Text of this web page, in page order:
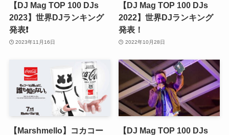
【DJ Mag TOP 100 DJs
2023】世界DJランキング
発表❗️
2023年11月16日
【DJ Mag TOP 100 DJs
2022】世界DJランキング
発表！
2022年10月28日
【Marshmello】コカコー
【DJ Mag TOP 100 DJs